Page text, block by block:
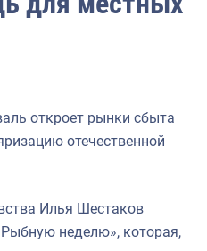
откроет рынки сбыта
отечественной
Илья Шестаков
неделю», которая,